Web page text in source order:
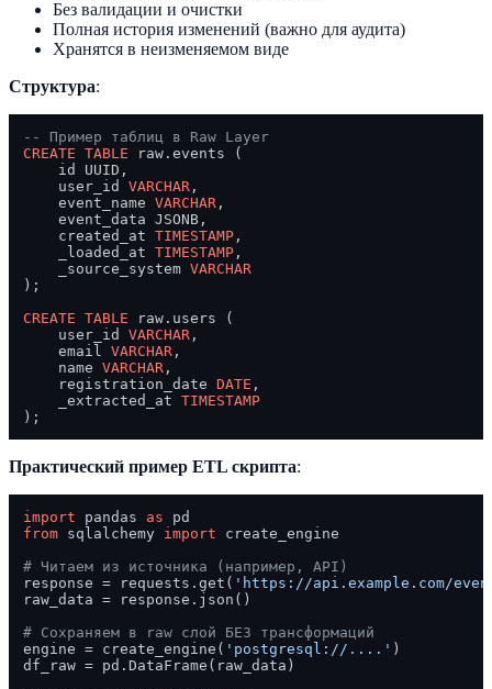
Без валидации и очистки
Полная история изменений (важно для аудита)
Хранятся в неизменяемом виде
Структура:
-- Пример таблиц в Raw Layer
CREATE TABLE raw.events (
    id UUID,
    user_id
VARCHAR ,
    event_name
VARCHAR ,
    event_data JSONB,
    created_at
TIMESTAMP ,
    _loaded_at
TIMESTAMP ,
    _source_system
VARCHAR
);
CREATE TABLE raw.users (
    user_id
VARCHAR ,
    email
VARCHAR ,
    name
VARCHAR ,
    registration_date
DATE ,
    _extracted_at
TIMESTAMP
Практический пример ETL скрипта:
import pandas as
from sqlalchemy import create_engine
# Читаем из источника (например, API)
response = requests.get( 'https://api.example.com/
raw_data = response.json()
# Сохраняем в raw слой БЕЗ трансформаций
engine = create_engine( 'postgresql://....' )
df_raw = pd.DataFrame(raw_data)